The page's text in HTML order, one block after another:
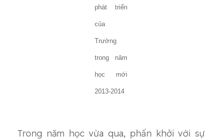
phát triển
của
Trường
trong năm
học mới
2013-2014
Trong năm học vừa qua, phấn khởi với sự